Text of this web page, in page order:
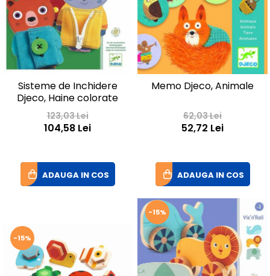
Sisteme de Inchidere
Djeco, Haine colorate
123,03 Lei
104,58 Lei
ADAUGA IN COS
Memo Djeco, Animale
62,03 Lei
52,72 Lei
ADAUGA IN COS
-15%
-15%